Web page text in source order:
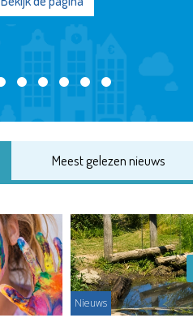
Meest gelezen nieuws
Nieuws